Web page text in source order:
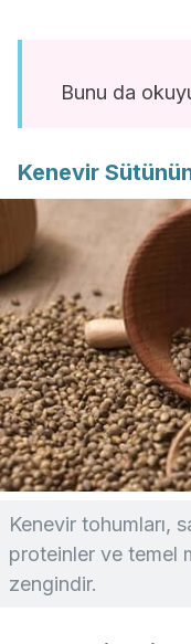
Bunu da
Kenevir
Kenevir tohumları,
proteinler ve temel
zengindir.